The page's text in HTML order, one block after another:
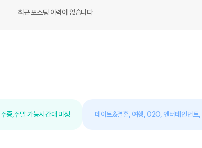
최근 포스팅 이력이 없습니다
주중,주말 가능시간대 미정 데이트&결혼, 여행,O2O, 엔터테인먼트,